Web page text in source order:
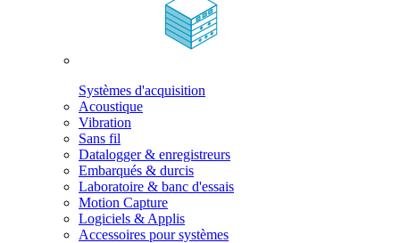
Systèmes d'acquisition
Acoustique
Vibration
Sans fil
Datalogger & enregistreurs
Embarqués & durcis
Laboratoire & banc d'essais
Motion Capture
Logiciels & Applis
Accessoires pour systèmes